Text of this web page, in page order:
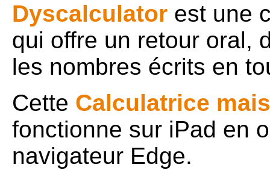
Dyscalculatorest une
qui offre un retour oral,
les nombres écrits en
Cette Calculatrice
fonctionne sur iPad en
navigateur Edge.